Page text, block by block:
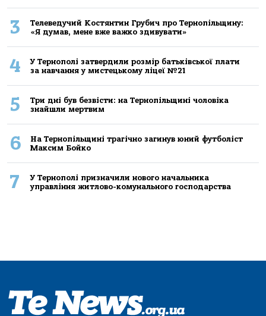
3
Телеведучий Костянтин Грубич про Тернопільщину:
«Я думав, мене вже важко здивувати»
4
У Тернополі затвердили розмір батьківської плати
за навчання у мистецькому ліцеї №21
5
Три дні був безвісти: на Тернопільщині чоловіка
знайшли мертвим
6
На Тернопільщині трагічно загинув юний футболіст
Максим Бойко
7
У Тернополі призначили нового начальника
управління житлово-комунального господарства